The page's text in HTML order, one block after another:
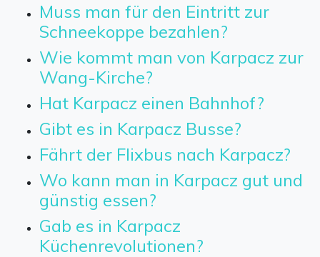
Muss man für den Eintritt zur
Schneekoppe bezahlen?
Wie kommt man von Karpacz zur
Wang-Kirche?
Hat Karpacz einen Bahnhof?
Gibt es in Karpacz Busse?
Fährt der Flixbus nach Karpacz?
Wo kann man in Karpacz gut und
günstig essen?
Gab es in Karpacz
Küchenrevolutionen?